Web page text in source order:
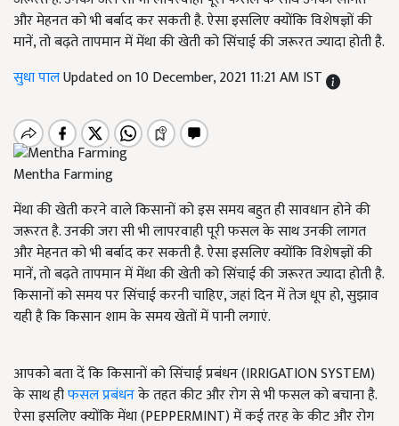
और मेहनत को भी बर्बाद कर सकती है. ऐसा इसलिए क्योंकि विशेषज्ञों की
मानें, तो बढ़ते तापमान में मेंथा की खेती को सिंचाई की जरूरत ज्यादा होती है.
सुधा पालUpdated on 10 December, 2021 11:21 AM IST
Mentha Farming
मेंथा की खेती करने वाले किसानों को इस समय बहुत ही सावधान होने की
जरूरत है. उनकी जरा सी भी लापरवाही पूरी फसल के साथ उनकी लागत
और मेहनत को भी बर्बाद कर सकती है. ऐसा इसलिए क्योंकि विशेषज्ञों की
मानें, तो बढ़ते तापमान में मेंथा की खेती को सिंचाई की जरूरत ज्यादा होती है.
किसानों को समय पर सिंचाई करनी चाहिए, जहां दिन में तेज धूप हो, सुझाव
यही है कि किसान शाम के समय खेतों में पानी लगाएं.
आपको बता दें कि किसानों को सिंचाई प्रबंधन (IRRIGATION SYSTEM)
के साथ हीफसल प्रबंधनके तहत कीट और रोग से भी फसल को बचाना है.
ऐसा इसलिए क्योंकि मेंथा (PEPPERMINT) में कई तरह के कीट और रोग